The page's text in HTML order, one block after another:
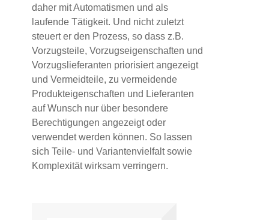
daher mit Automatismen und als
laufende Tätigkeit. Und nicht zuletzt
steuert er den Prozess, so dass z.B.
Vorzugsteile, Vorzugseigenschaften und
Vorzugslieferanten priorisiert angezeigt
und Vermeidteile, zu vermeidende
Produkteigenschaften und Lieferanten
auf Wunsch nur über besondere
Berechtigungen angezeigt oder
verwendet werden können. So lassen
sich Teile- und Variantenvielfalt sowie
Komplexität wirksam verringern.